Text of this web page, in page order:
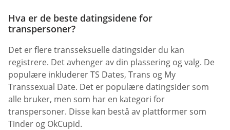
Hva er de beste datingsidene for
transpersoner?
Det er flere transseksuelle datingsider du kan
registrere. Det avhenger av din plassering og valg. De
populære inkluderer TS Dates, Trans og My
Transsexual Date. Det er populære datingsider som
alle bruker, men som har en kategori for
transpersoner. Disse kan bestå av plattformer som
Tinder og OkCupid.